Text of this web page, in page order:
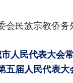
会民族宗教侨务
人民代表大会
五届人民代表